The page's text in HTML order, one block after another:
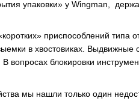
упаковки» у Wingman,
приспособлений типа
в хвостовиках. Выдвижные
вопросах блокировки
мы нашли только один